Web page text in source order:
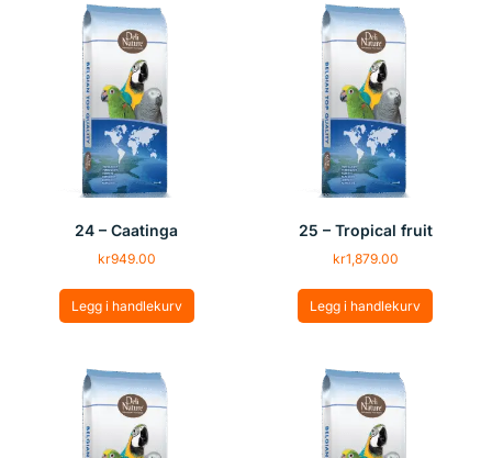
24 – Caatinga
kr949.00
Legg i handlekurv
25 – Tropical fruit
kr1,879.00
Legg i handlekurv